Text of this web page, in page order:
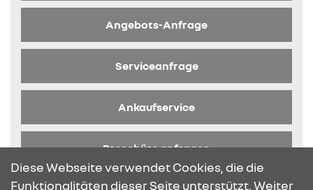
Angebots-Anfrage
Serviceanfrage
Ankaufservice
Broschüre anfragen
Diese Webseite verwendet Cookies, die die
Funktionalitäten dieser Seite unterstützt. Weiter